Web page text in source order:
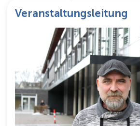
Veranstaltungsleitung